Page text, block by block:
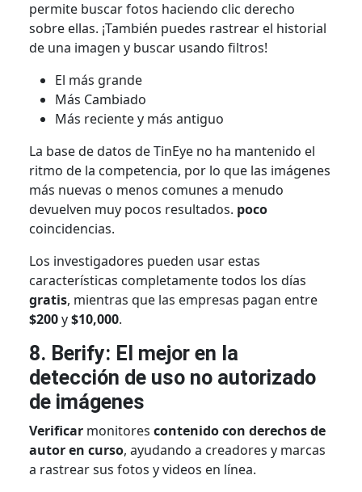
permite buscar fotos haciendo clic derecho
sobre ellas. ¡También puedes rastrear el historial
de una imagen y buscar usando filtros!
El más grande
Más Cambiado
Más reciente y más antiguo
La base de datos de TinEye no ha mantenido el
ritmo de la competencia, por lo que las imágenes
más nuevas o menos comunes a menudo
devuelven muy pocos resultados. poco
coincidencias.
Los investigadores pueden usar estas
características completamente todos los días
gratis, mientras que las empresas pagan entre
$200y$10,000.
8. Berify: El mejor en la
detección de uso no autorizado
de imágenes
Verificar monitores contenido con derechos de
autor en curso, ayudando a creadores y marcas
a rastrear sus fotos y videos en línea.